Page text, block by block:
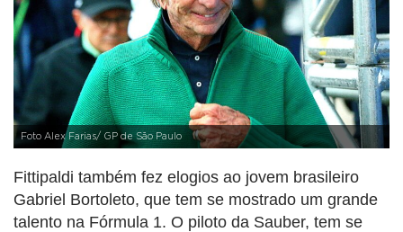
Foto Alex Farias/ GP de São Paulo
Fittipaldi também fez elogios ao jovem brasileiro
Gabriel Bortoleto, que tem se mostrado um grande
talento na Fórmula 1. O piloto da Sauber, tem se